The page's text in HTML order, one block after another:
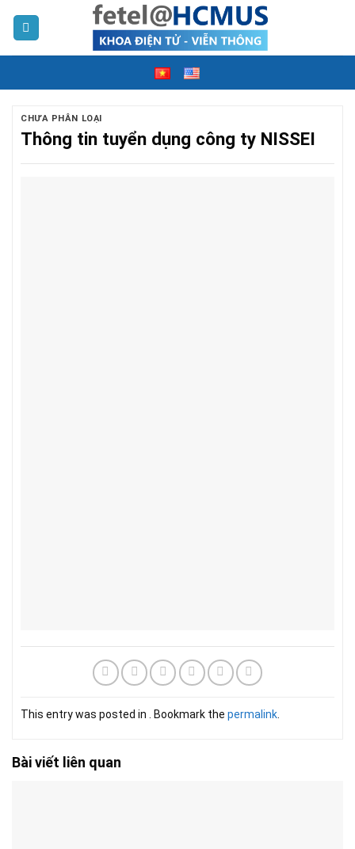
CHƯA PHÂN LOẠI
Thông tin tuyển dụng công ty NISSEI
This entry was posted in . Bookmark the permalink
Bài viết liên quan